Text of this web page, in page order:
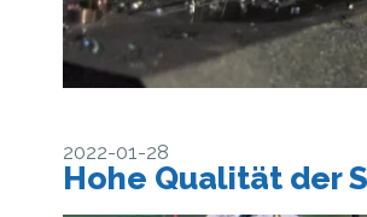
2022-01-28
Hohe Qualität der